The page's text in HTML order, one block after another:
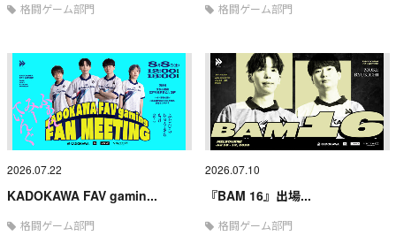
格闘ゲーム部門 格闘ゲーム部門
2026.07.22
KADOKAWA FAV gamin...
格闘ゲーム部門
2026.07.10
『BAM 16』出場...
格闘ゲーム部門